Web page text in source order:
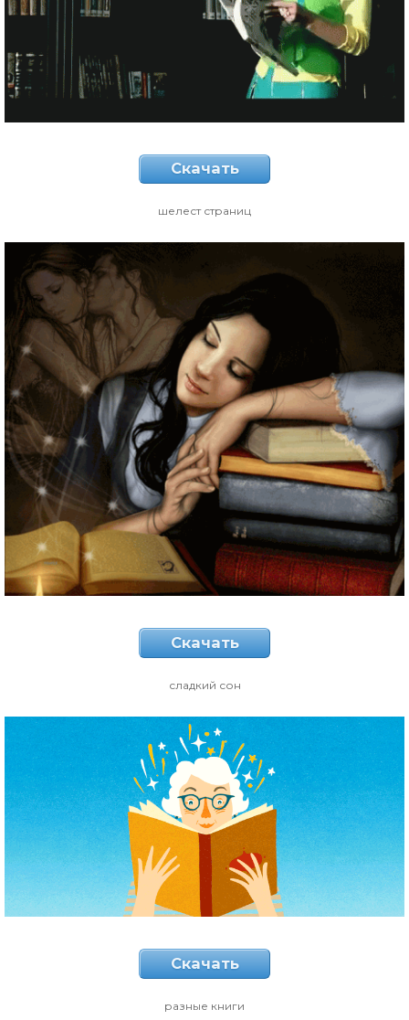
Скачать
шелест страниц
Скачать
сладкий сон
Скачать
разные книги